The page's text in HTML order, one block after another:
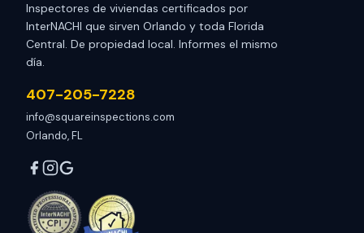
Inspectores de viviendas certificados por
InterNACHI que sirven Orlando y toda Florida
Central. De propiedad local. Informes el mismo
día.
407-205-7228
info@squareinspections.com
Orlando, FL